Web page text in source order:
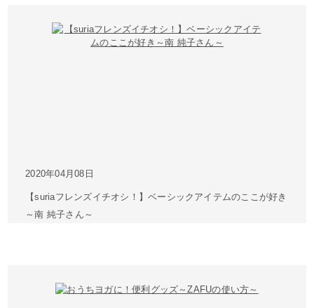
2020年04月08日
【suriaフレンズイチオシ！】ベーシックアイテムのここが好き
～南 純子さん～